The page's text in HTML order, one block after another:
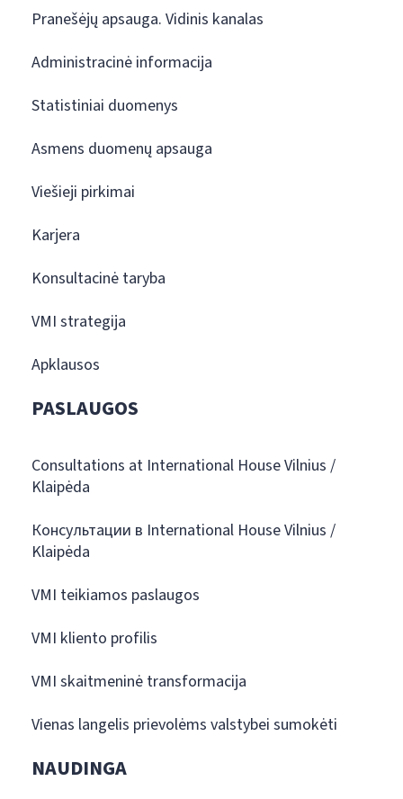
Pranešėjų apsauga. Vidinis kanalas
Administracinė informacija
Statistiniai duomenys
Asmens duomenų apsauga
Viešieji pirkimai
Karjera
Konsultacinė taryba
VMI strategija
Apklausos
PASLAUGOS
Consultations at International House Vilnius /
Klaipėda
Консультации в International House Vilnius /
Klaipėda
VMI teikiamos paslaugos
VMI kliento profilis
VMI skaitmeninė transformacija
Vienas langelis prievolėms valstybei sumokėti
NAUDINGA